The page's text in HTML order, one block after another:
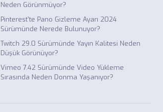
Neden Görünmüyor?
Pinterest'te Pano Gizleme Ayarı 2024
Sürümünde Nerede Bulunuyor?
Twitch 29.0 Sürümünde Yayın Kalitesi Neden
Düşük Görünüyor?
Vimeo 7.42 Sürümünde Video Yükleme
Sırasında Neden Donma Yaşanıyor?